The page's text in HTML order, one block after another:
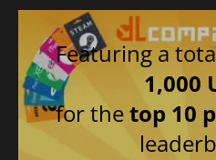
Chinês simplificado
Turco
Italiano
Russo
Alemão
Featuring a
1,000
for thetop 10